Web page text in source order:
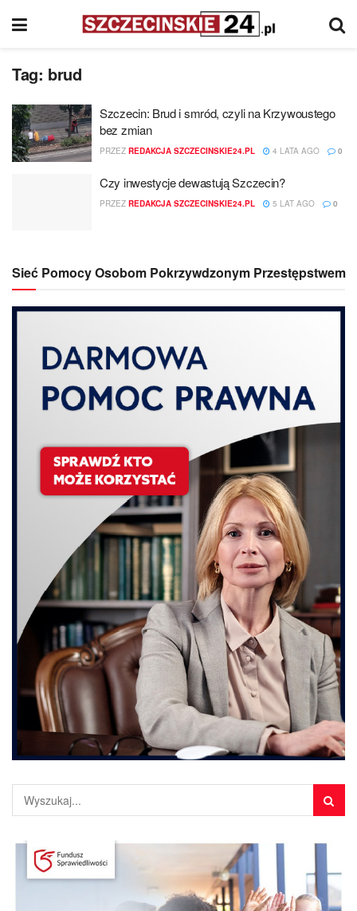
Tag: brud
Szczecin: Brud i smród, czyli na Krzywoustego
bez zmian
PRZEZ REDAKCJA SZCZECINSKIE24.PL 4 LATA AGO 0
Czy inwestycje dewastują Szczecin?
PRZEZ REDAKCJA SZCZECINSKIE24.PL 5 LAT AGO 0
Sieć Pomocy Osobom Pokrzywdzonym Przestępstwem